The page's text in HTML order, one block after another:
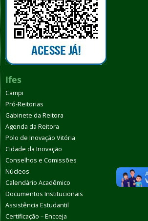
Ifes
Campi
Pró-Reitorias
Gabinete da Reitora
Agenda da Reitora
Polo de Inovação Vitória
Cidade da Inovação
Conselhos e Comissões
Núcleos
Calendário Acadêmico
Documentos Institucionais
Assistência Estudantil
Certificação – Encceja